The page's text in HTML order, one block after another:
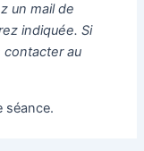
un mail de
indiquée. Si
contacter au
séance.